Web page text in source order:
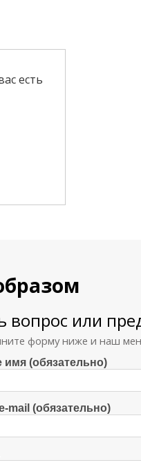
есть
вопрос или
форму ниже и наш
имя (обязательно)
mail (обязательно)